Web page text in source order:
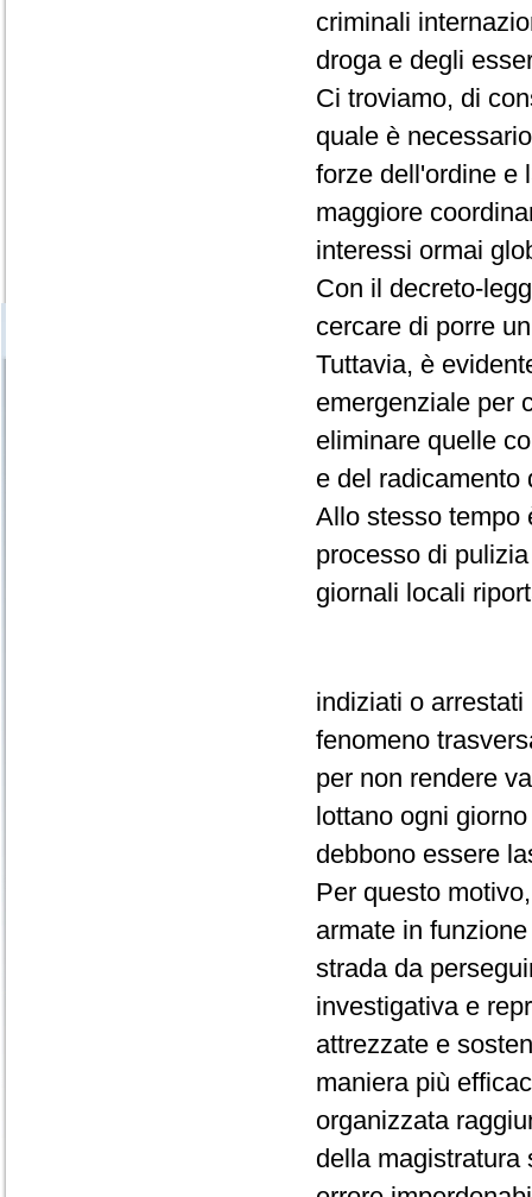
criminali
droga e degli
Ci troviamo, di
quale è
forze dell'ordine e
maggiore
interessi ormai
Con il decreto-
cercare di porre
Tuttavia, è
emergenziale per
eliminare quelle
e del radicamento
Allo stesso tempo
processo di
giornali locali
indiziati o
fenomeno
per non rendere
lottano ogni
debbono essere
Per questo
armate in
strada da
investigativa e
attrezzate e
maniera più
organizzata
della magistratura